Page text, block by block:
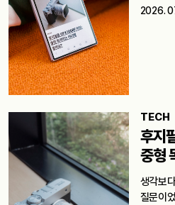
2026.
TECH
후지
중형
쓸까
생각보
질문이